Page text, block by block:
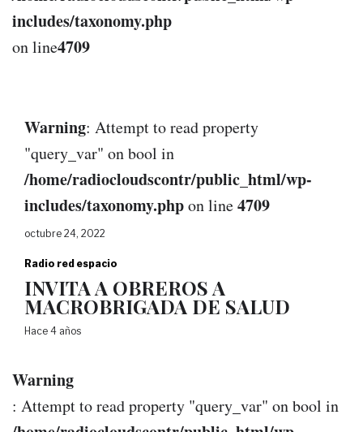
includes/taxonomy.php
on line4709
Warning: Attempt to read property
"query_var" on bool in
/home/radiocloudscontr/public_html/wp-
includes/taxonomy.phpon line4709
octubre 24, 2022
Radio red espacio
INVITA A OBREROS A
MACROBRIGADA DE SALUD
Hace 4 años
Warning
: Attempt to read property "query_var" on bool in